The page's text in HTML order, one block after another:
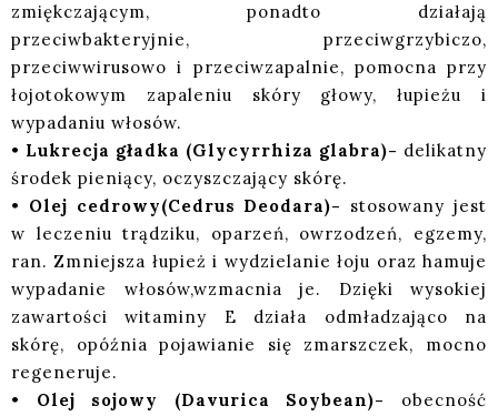
zmiękczającym, ponadto działają
przeciwbakteryjnie, przeciwgrzybiczo,
przeciwwirusowo i przeciwzapalnie, pomocna przy
łojotokowym zapaleniu skóry głowy, łupieżu i
wypadaniu włosów.
• Lukrecja gładka (Glycyrrhiza glabra)- delikatny
środek pieniący, oczyszczający skórę.
• Olej cedrowy(Cedrus Deodara)- stosowany jest
w leczeniu trądziku, oparzeń, owrzodzeń, egzemy,
ran. Zmniejsza łupież i wydzielanie łoju oraz hamuje
wypadanie włosów,wzmacnia je. Dzięki wysokiej
zawartości witaminy E działa odmładzająco na
skórę, opóźnia pojawianie się zmarszczek, mocno
regeneruje.
• Olej sojowy (Davurica Soybean)-
obecność